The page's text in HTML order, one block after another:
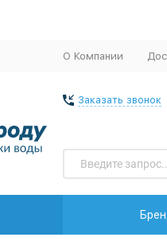
О Компании
Заказать звонок